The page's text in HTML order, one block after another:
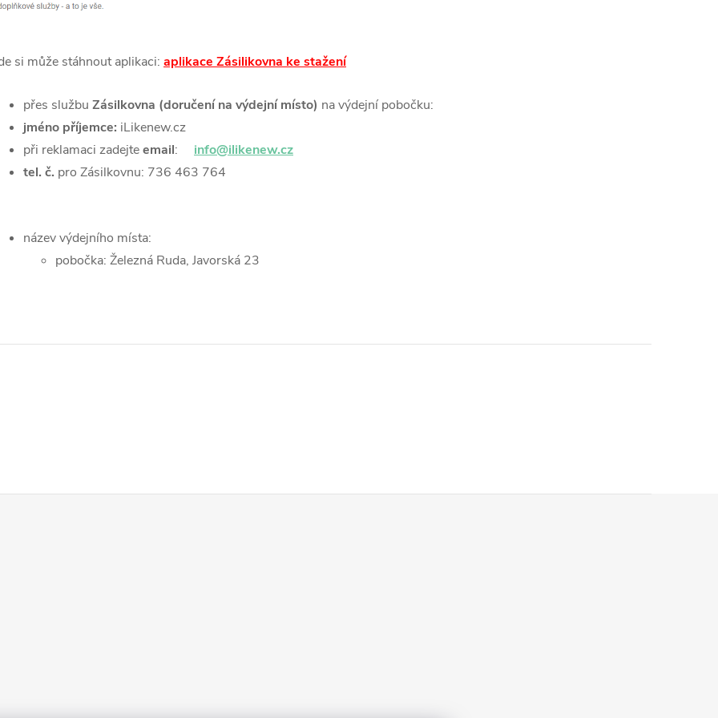
si může stáhnout aplikaci: aplikace Zásilikovna ke stažení
přes službu Zásilkovna (doručení na výdejní místo) na výdejní pobočku:
jméno příjemce: iLikenew.cz
při reklamaci zadejteemail: info@ilikenew.cz
tel. č. pro Zásilkovnu: 736 463 764
název výdejního místa:
pobočka: Železná Ruda, Javorská 23